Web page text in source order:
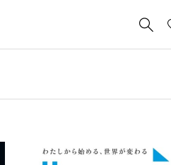
